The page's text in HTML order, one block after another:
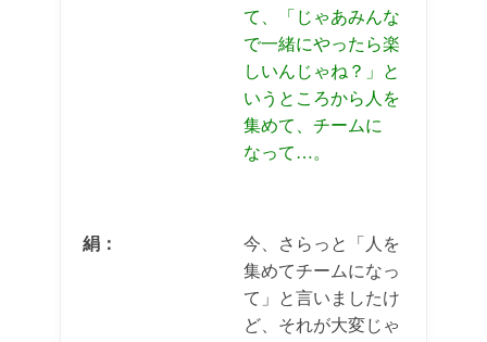
て、「じゃあみんな
で一緒にやったら楽
しいんじゃね？」と
いうところから人を
集めて、チームに
なって…。
絹：
今、さらっと「人を
集めてチームになっ
て」と言いましたけ
ど、それが大変じゃ